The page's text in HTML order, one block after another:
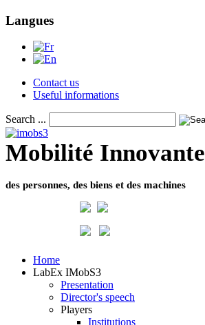
Langues
Contact us
Useful informations
Search ...
Mobilité Innovante
des personnes, des biens et des machines
Home
LabEx IMobS3
Presentation
Director's speech
Players
Institutions